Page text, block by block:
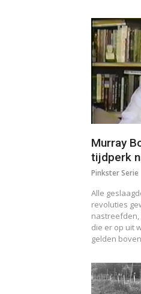
Murray
tijdperk
Pinkster Serie
Alle
revoluties
nastreefden,
die er op uit
gelden